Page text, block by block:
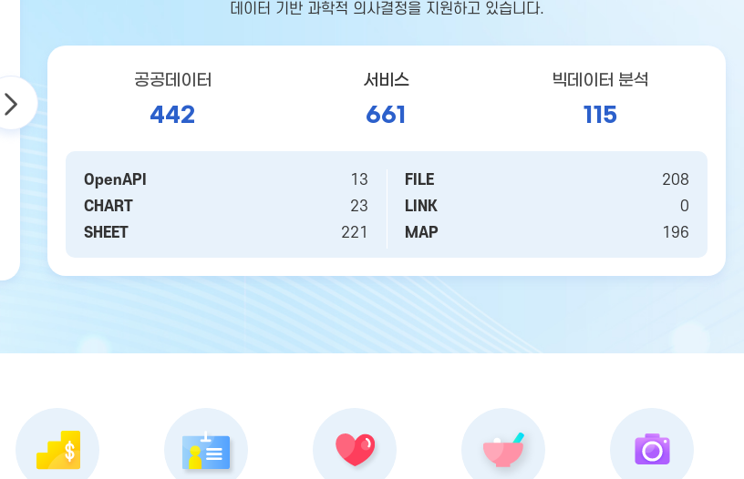
데이터 기반 과학적 의사결정을 지원하고 있습니다.
공공데이터
442
서비스
661
빅데이터 분석
115
OpenAPI 13 FILE
208
CHART
23 LINK
0
SHEET
221 MAP 196